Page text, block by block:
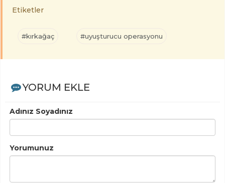
Etiketler
#kırkağaç #uyuşturucu operasyonu
YORUM EKLE
Adınız Soyadınız
Yorumunuz